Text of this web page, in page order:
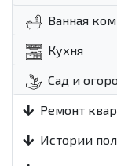
Ванная
Кухня
Сад и
Ремонт
Истории